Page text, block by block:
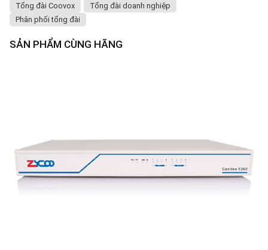
Tổng đài Coovox
Tổng đài doanh nghiệp
Phân phối tổng đài
SẢN PHẨM CÙNG HÃNG